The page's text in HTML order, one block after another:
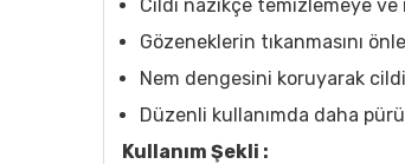
Cildi nazikçe temizlemeye ve
Gözeneklerin tıkanmasını
Nem dengesini koruyarak
Düzenli kullanımda daha
Kullanım Şekli :